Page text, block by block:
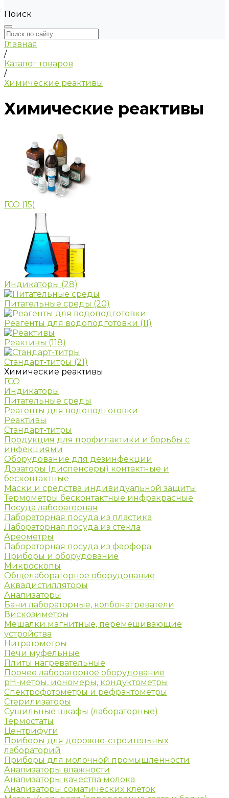
Поиск
Главная
/
Каталог товаров
/
Химические реактивы
Химические реактивы
ГСО (15)
Индикаторы (28)
Питательные среды (20)
Реагенты для водоподготовки (11)
Реактивы (118)
Стандарт-титры (21)
Химические реактивы
ГСО
Индикаторы
Питательные среды
Реагенты для водоподготовки
Реактивы
Стандарт-титры
Продукция для профилактики и борьбы с
инфекциями
Оборудование для дезинфекции
Дозаторы (диспенсеры) контактные и
бесконтактные
Маски и средства индивидуальной защиты
Термометры бесконтактные инфракрасные
Посуда лабораторная
Лабораторная посуда из пластика
Лабораторная посуда из стекла
Ареометры
Лабораторная посуда из фарфора
Приборы и оборудование
Микроскопы
Общелабораторное оборудование
Аквадистилляторы
Анализаторы
Бани лабораторные, колбонагреватели
Вискозиметры
Мешалки магнитные, перемешивающие
устройства
Нитратометры
Печи муфельные
Плиты нагревательные
Прочее лабораторное оборудование
рН-метры, иономеры, кондуктометры
Спектрофотометры и рефрактометры
Стерилизаторы
Сушильные шкафы (лабораторные)
Термостаты
Центрифуги
Приборы для дорожно-строительных
лабораторий
Приборы для молочной промышленности
Анализаторы влажности
Анализаторы качества молока
Анализаторы соматических клеток